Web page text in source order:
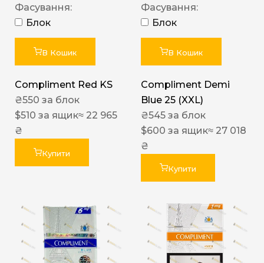
Фасування:
Блок
В Кошик
Compliment Red KS
₴550 за блок
$510 за ящик≈ 22 965
₴
Купити
Фасування:
Блок
В Кошик
Compliment Demi
Blue 25 (XXL)
₴545 за блок
$600 за ящик≈ 27 018
₴
Купити